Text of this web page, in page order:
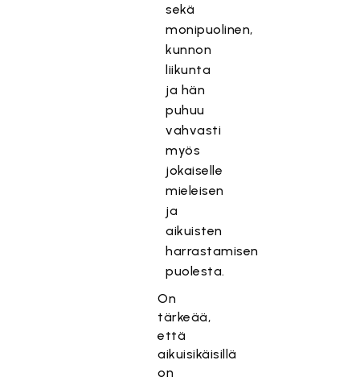
sekä
monipuolinen,
kunnon
liikunta
ja hän
puhuu
vahvasti
myös
jokaiselle
mieleisen
ja
aikuisten
harrastamisen
puolesta.
On
tärkeää,
että
aikuisikäisillä
on